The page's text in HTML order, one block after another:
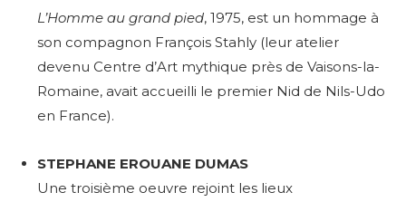
L’Homme au grand pied, 1975, est un hommage à
son compagnon François Stahly (leur atelier
devenu Centre d’Art mythique près de Vaisons-la-
Romaine, avait accueilli le premier Nid de Nils-Udo
en France).
STEPHANE EROUANE DUMAS
Une troisième oeuvre rejoint les lieux